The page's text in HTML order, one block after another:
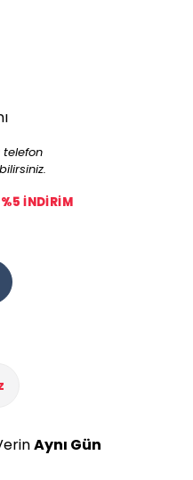
%5 İNDİRİM
Aynı Gün